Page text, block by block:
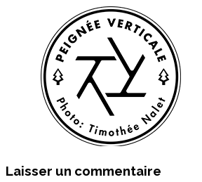
Laisser un commentaire